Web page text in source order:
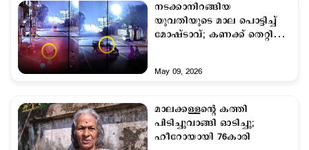
നടക്കാനിറങ്ങിയ
യുവതിയുടെ മാല പൊട്ടിച്ച്
മോഷ്ടാവ്; കണക്ക് തെറ്റിച്ച്
May 09, 2026
മാലക്കള്ളന്‍റെ കത്തി
പിടിച്ചുവാങ്ങി ഓടിച്ചു;
ഹീറോയായി 76കാരി